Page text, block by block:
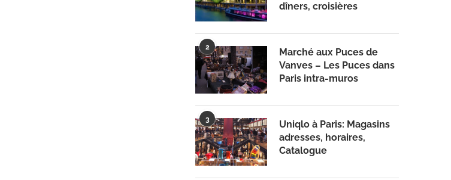
dîners, croisières
2
Marché aux Puces de
Vanves – Les Puces dans
Paris intra-muros
3
Uniqlo à Paris: Magasins
adresses, horaires,
Catalogue